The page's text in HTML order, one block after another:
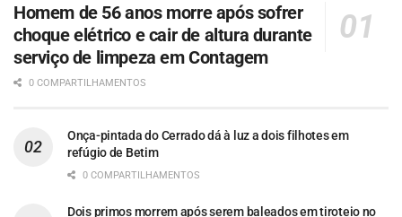
Homem de 56 anos morre após sofrer
choque elétrico e cair de altura durante
serviço de limpeza em Contagem
0 COMPARTILHAMENTOS
Onça-pintada do Cerrado dá à luz a dois filhotes em
refúgio de Betim
0 COMPARTILHAMENTOS
Dois primos morrem após serem baleados em tiroteio no